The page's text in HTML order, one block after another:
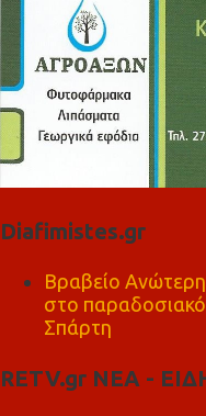
Diafimistes.gr
Βραβείο
στο
Σπάρτη
RETV.gr ΝΕΑ -